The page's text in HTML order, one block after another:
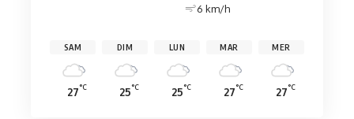
6 km/h
SAM
27°C
DIM
25°C
LUN
25°C
MAR
27°C
MER
27°C